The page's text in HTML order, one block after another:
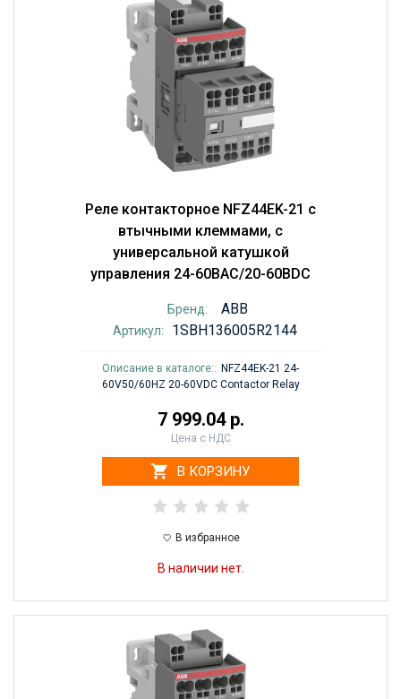
Реле контакторное NFZ44EK-21 с
втычными клеммами, с
универсальной катушкой
управления 24-60BAC/20-60BDC
Бренд: ABB
Артикул: 1SBH136005R2144
Описание в каталоге:: NFZ44EK-21 24-
60V50/60HZ 20-60VDC Contactor Relay
7 999.04 р.
Цена с НДС
В КОРЗИНУ
В избранное
В наличии нет.